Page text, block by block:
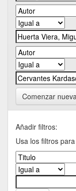
Comenzar
Añadir filtros:
Usa los filtros